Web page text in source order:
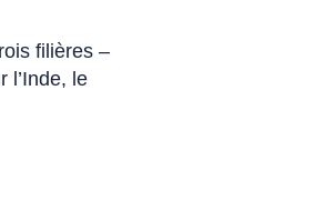
filières –
l’Inde, le